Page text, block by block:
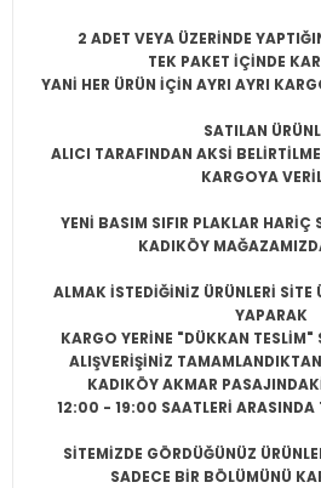
2 ADET VEYA ÜZERİNDE
TEK PAKET İÇİNDE
YANİ HER ÜRÜN İÇİN AYRI AYRI
SATILAN
ALICI TARAFINDAN AKSİ
KARGOYA
YENİ BASIM SIFIR PLAKLAR HARİÇ
KADIKÖY
ALMAK İSTEDİĞİNİZ ÜRÜNLERİ SİTE
YAPARAK
KARGO YERİNE "DÜKKAN TESLİM"
ALIŞVERİŞİNİZ
KADIKÖY AKMAR
12:00 - 19:00 SAATLERİ ARASINDA
SİTEMİZDE GÖRDÜĞÜNÜZ
SADECE BİR BÖLÜMÜNÜ